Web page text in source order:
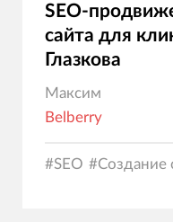
SEO-
сайта для
Глазкова
Максим
Belberry
#SEO #Создание